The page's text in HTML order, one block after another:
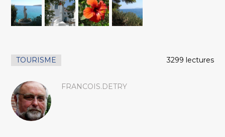
TOURISME 3299 lectures
FRANCOIS.DETRY